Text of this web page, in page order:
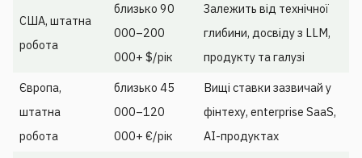
США, штатна
робота
близько 90
000–200
000+ $/рік
Залежить від технічної
глибини, досвіду з LLM,
продукту та галузі
Європа,
штатна
робота
близько 45
000–120
000+ €/рік
Вищі ставки зазвичай у
фінтеху, enterprise SaaS,
AI-продуктах